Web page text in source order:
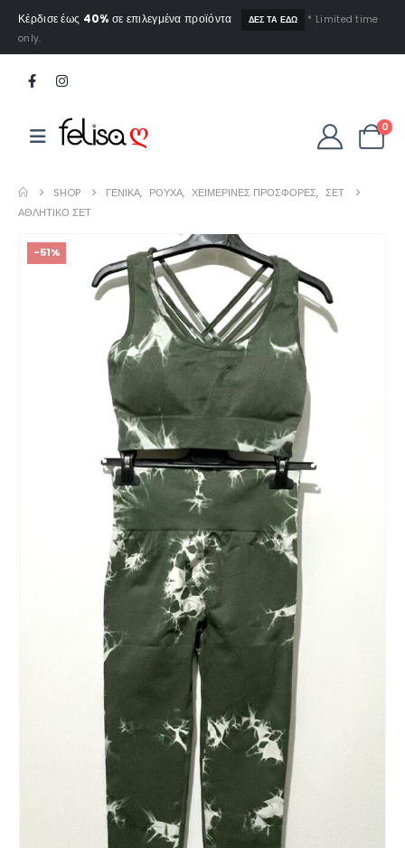
Κέρδισε έως 40% σε επιλεγμένα προϊόντα ΔΕΣ ΤΑ ΕΔΩ
* Limited time
only.
0
SHOP ΓΕΝΙΚΆ, ΡΟΎΧΑ, ΧΕΙΜΕΡΙΝΕΣ ΠΡΟΣΦΟΡΕΣ, ΣΕΤ
ΑΘΛΗΤΙΚΌ ΣΕΤ
-51%